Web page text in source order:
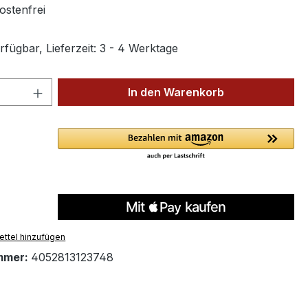
Lieferzeit: 3 - 4 Werktage
Anzahl: Gib den gewünschten Wert
In den Warenkorb
hinzufügen
4052813123748